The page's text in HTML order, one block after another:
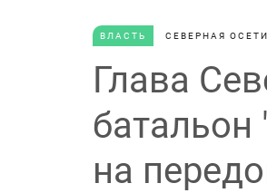
ВЛАСТЬ СЕВЕРНАЯ
Глава
на